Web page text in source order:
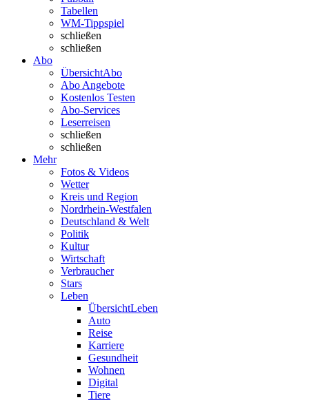
Tabellen
WM-Tippspiel
schließen
schließen
Abo
ÜbersichtAbo
Abo Angebote
Kostenlos Testen
Abo-Services
Leserreisen
schließen
schließen
Mehr
Fotos & Videos
Wetter
Kreis und Region
Nordrhein-Westfalen
Deutschland & Welt
Politik
Kultur
Wirtschaft
Verbraucher
Stars
Leben
ÜbersichtLeben
Auto
Reise
Karriere
Gesundheit
Wohnen
Digital
Tiere